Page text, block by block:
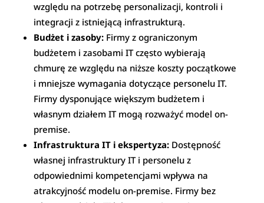
względu na potrzebę personalizacji, kontroli i
integracji z istniejącą infrastrukturą.
Budżet i zasoby: Firmy z ograniczonym
budżetem i zasobami IT często wybierają
chmurę ze względu na niższe koszty początkowe
i mniejsze wymagania dotyczące personelu IT.
Firmy dysponujące większym budżetem i
własnym działem IT mogą rozważyć model on-
premise.
Infrastruktura IT i ekspertyza: Dostępność
własnej infrastruktury IT i personelu z
odpowiednimi kompetencjami wpływa na
atrakcyjność modelu on-premise. Firmy bez